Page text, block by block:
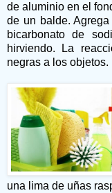
de aluminio en el
de un balde.
bicarbonato de
hirviendo. La
negras a los objetos.
una lima de uñas